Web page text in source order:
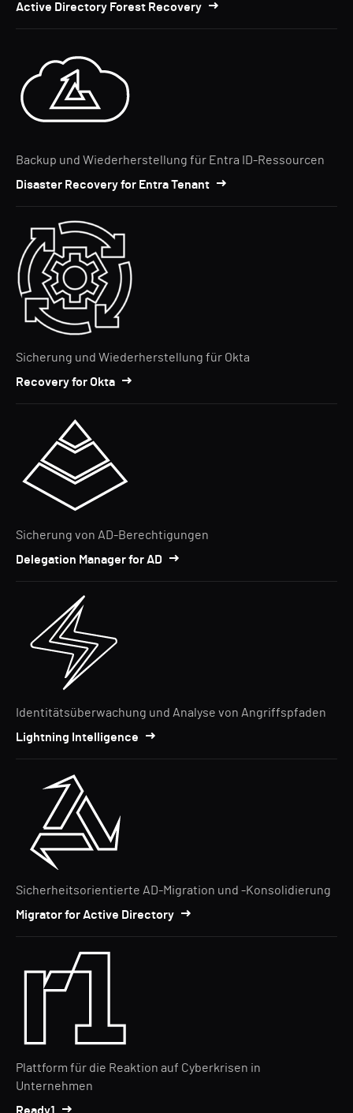
Active Directory Forest Recovery
Backup und Wiederherstellung für Entra ID-Ressourcen
Disaster Recovery for Entra Tenant
Sicherung und Wiederherstellung für Okta
Recovery for Okta
Sicherung von AD-Berechtigungen
Delegation Manager for AD
Identitätsüberwachung und Analyse von Angriffspfaden
Lightning Intelligence
Sicherheitsorientierte AD-Migration und -Konsolidierung
Migrator for Active Directory
Plattform für die Reaktion auf Cyberkrisen in
Unternehmen